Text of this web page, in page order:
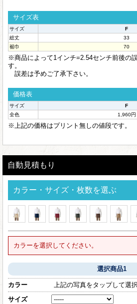
サイズ表
サイズ
F
総丈
33
裾巾
70
※商品によって1インチ=2.54センチ前後の
す。
誤差は予めご了承下さい。
価格表
サイズ
F
全色
1,960円
※上記の価格はプリント無しの値段です。
自動見積もり
カラー・サイズ・枚数を選ぶ
カラーを選択してください。
選択商品1
カラー
上記の写真をタップして選択
サイズ